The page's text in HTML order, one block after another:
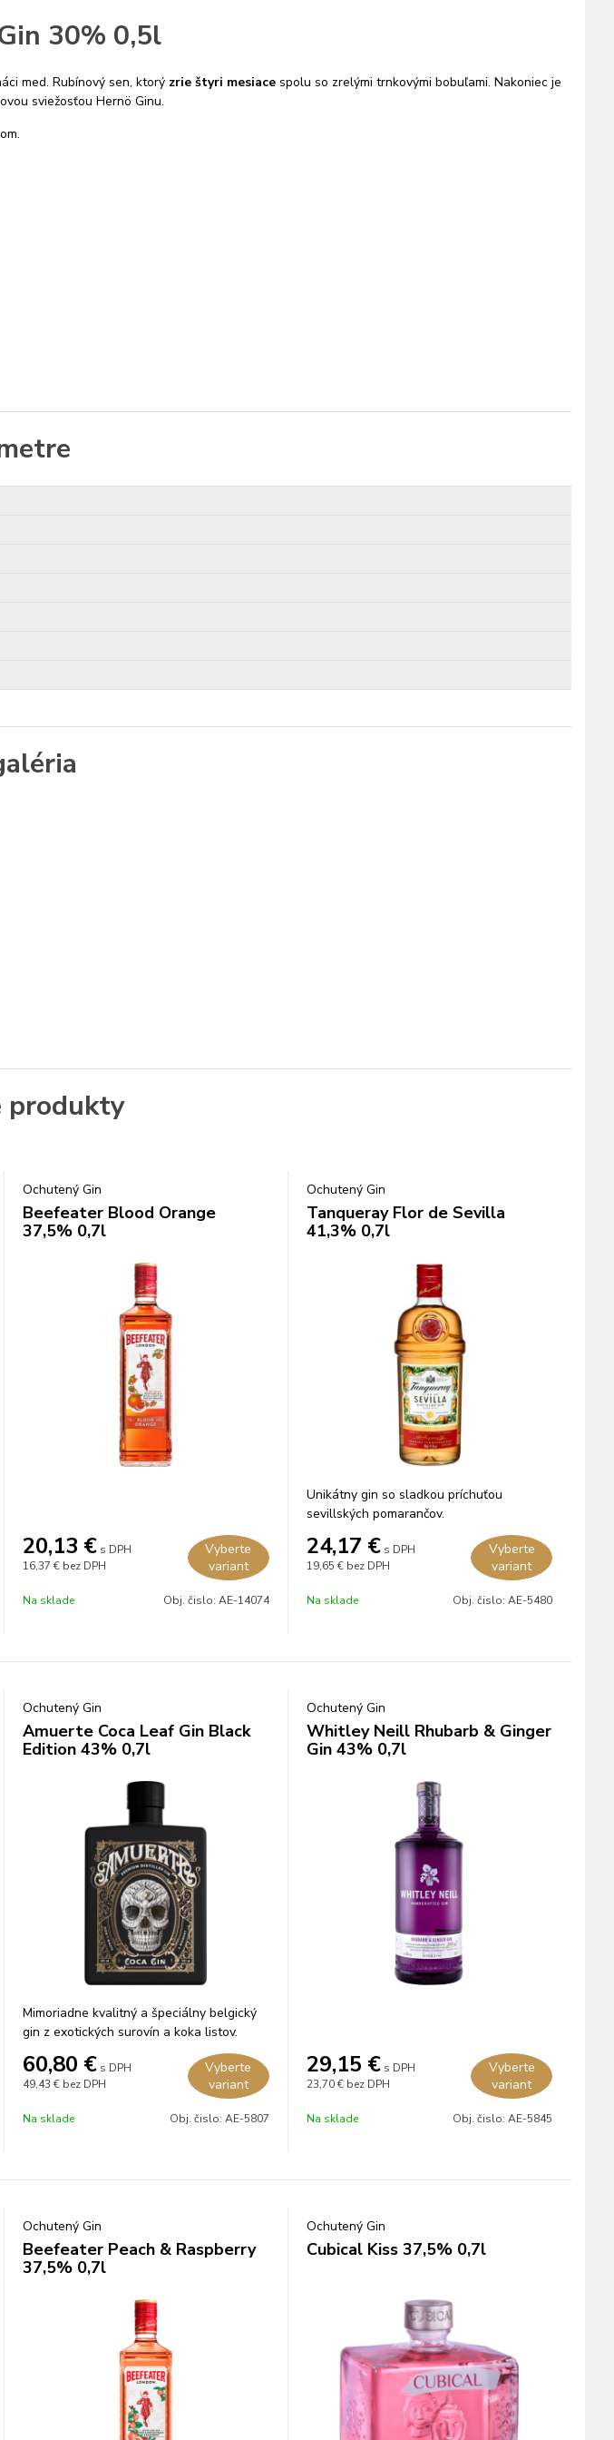
30% 0,5l
med. Rubínový sen, ktorý zrie štyri mesiace spolu so zrelými trnkovými bobuľami. Nakoniec je
sviežosťou Hernö Ginu.
produkty
Ochutený Gin
Beefeater Blood Orange
37,5% 0,7l
20,13 € s DPH
16,37 € bez DPH
Vyberte
variant
Na sklade Obj. čislo: AE-14074
Ochutený Gin
Tanqueray Flor de Sevilla
41,3% 0,7l
Unikátny gin so sladkou príchuťou
sevillských pomarančov.
24,17 € s DPH
19,65 € bez DPH
Vyberte
variant
Na sklade Obj. čislo: AE-5480
Ochutený Gin
Amuerte Coca Leaf Gin Black
Edition 43% 0,7l
Mimoriadne kvalitný a špeciálny belgický
gin z exotických surovín a koka listov.
60,80 € s DPH
49,43 € bez DPH
Vyberte
variant
Na sklade Obj. čislo: AE-5807
Ochutený Gin
Whitley Neill Rhubarb & Ginger
Gin 43% 0,7l
29,15 € s DPH
23,70 € bez DPH
Vyberte
variant
Na sklade Obj. čislo: AE-5845
Ochutený Gin
Beefeater Peach & Raspberry
37,5% 0,7l
Ochutený Gin
Cubical Kiss 37,5% 0,7l